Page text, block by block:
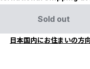
Sold out
日本国内にお住まいの方